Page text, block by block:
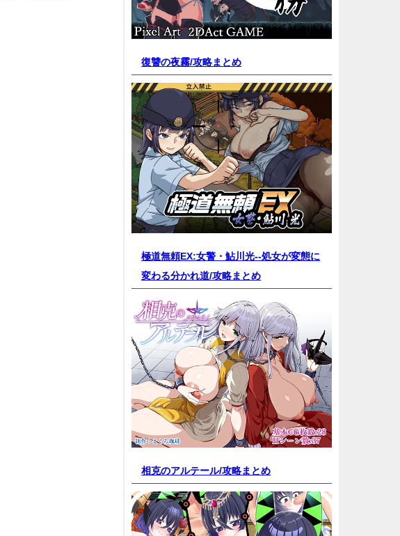
復讐の夜霧/攻略まとめ
極道無頼EX:女警・鮎川光--処女が変態に
変わる分かれ道/攻略まとめ
相克のアルテール/攻略まとめ